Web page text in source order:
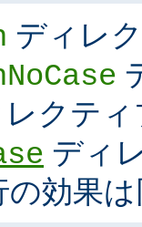
ディレ
レクティ
ディ
効果